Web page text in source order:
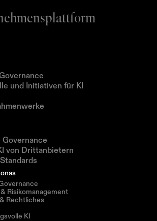
und Initiativen für KI
von Drittanbietern
Risikomanagement
Rechtliches
KI